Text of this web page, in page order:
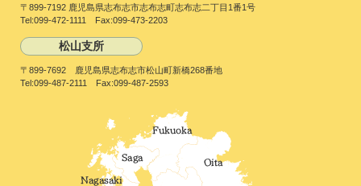
〒899-7192 鹿児島県志布志市志布志町志布志二丁目1番1号
Tel:099-472-1111 Fax:099-473-2203
松山支所
〒899-7692 鹿児島県志布志市松山町新橋268番地
Tel:099-487-2111 Fax:099-487-2593